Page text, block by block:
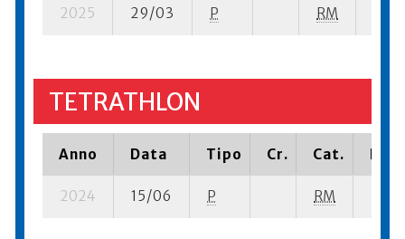
2025 29/03 P RM
TETRATHLON
Anno Data Tipo Cr. Cat.
2024 15/06 P RM